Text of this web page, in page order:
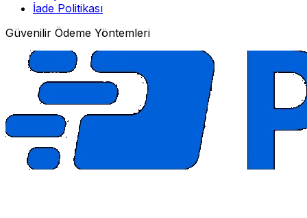
İade Politikası
Güvenilir Ödeme Yöntemleri